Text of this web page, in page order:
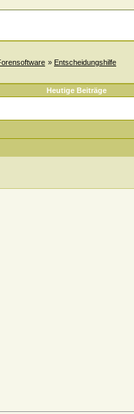
» Entscheidungshilfe
Heutige Beiträge